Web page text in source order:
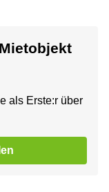
als Erste:r über